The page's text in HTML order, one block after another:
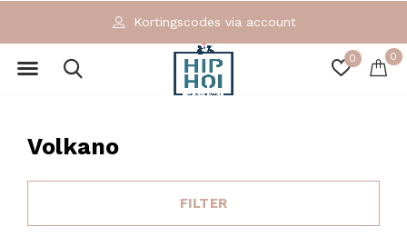
0 0
Kortingscodes via account
Volkano
FILTER